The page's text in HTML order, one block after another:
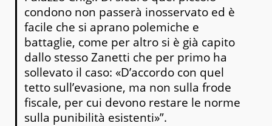
condono non passerà inosservato ed è
facile che si aprano polemiche e
battaglie, come per altro si è già capito
dallo stesso Zanetti che per primo ha
sollevato il caso: «D’accordo con quel
tetto sull’evasione, ma non sulla frode
fiscale, per cui devono restare le norme
sulla punibilità esistenti»”.